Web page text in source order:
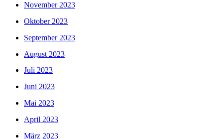
November 2023
Oktober 2023
September 2023
August 2023
Juli 2023
Juni 2023
Mai 2023
April 2023
März 2023